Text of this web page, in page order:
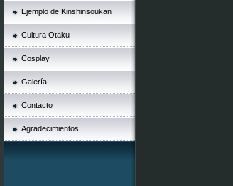
Ejemplo de Kinshinsoukan
Cultura Otaku
Cosplay
Galería
Contacto
Agradecimientos